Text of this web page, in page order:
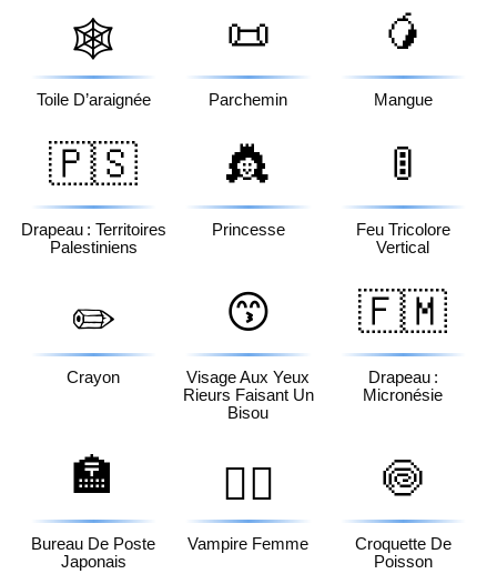
🕸️
Toile D’araignée
📜
Parchemin
🥭
Mangue
🇵🇸
Drapeau : Territoires
Palestiniens
👸
Princesse
🚦
Feu Tricolore
Vertical
✏️
Crayon
😙
Visage Aux Yeux
Rieurs Faisant Un
Bisou
🇫🇲
Drapeau :
Micronésie
🏣
Bureau De Poste
Japonais
🧛‍♀️
Vampire Femme
🍥
Croquette De
Poisson